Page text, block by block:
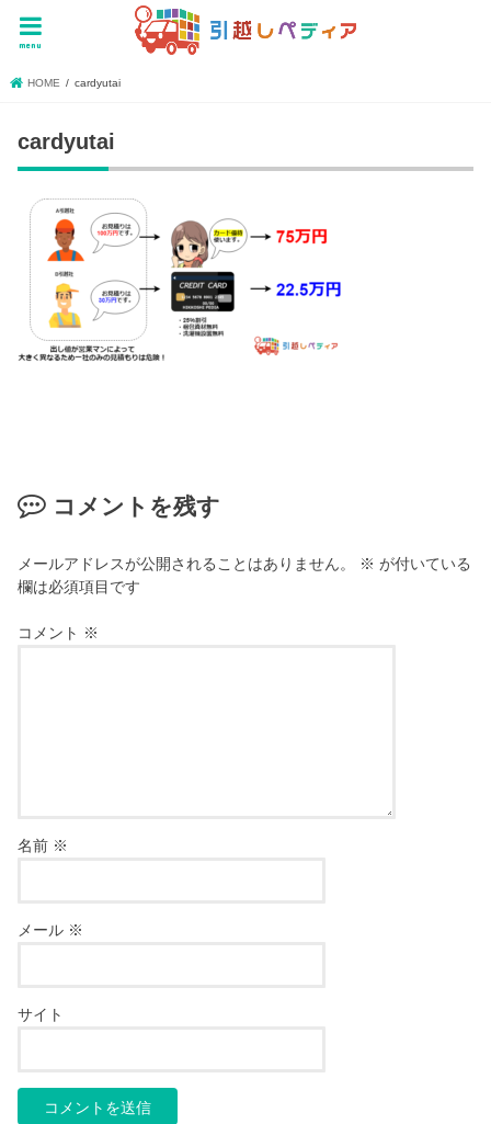
menu
HOME cardyutai
cardyutai
コメントを残す
メールアドレスが公開されることはありません。 ※ が付いている
欄は必須項目です
コメント ※
名前 ※
メール ※
サイト